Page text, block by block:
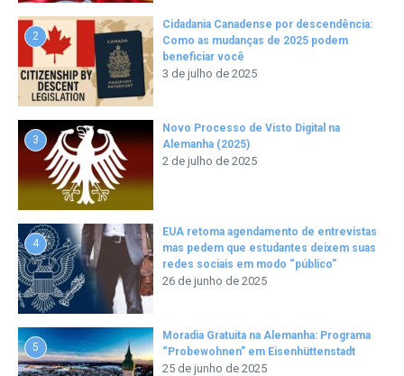
2
Cidadania Canadense por descendência:
Como as mudanças de 2025 podem
beneficiar você
3 de julho de 2025
3
Novo Processo de Visto Digital na
Alemanha (2025)
2 de julho de 2025
4
EUA retoma agendamento de entrevistas
mas pedem que estudantes deixem suas
redes sociais em modo “público”
26 de junho de 2025
5
Moradia Gratuita na Alemanha: Programa
“Probewohnen” em Eisenhüttenstadt
25 de junho de 2025